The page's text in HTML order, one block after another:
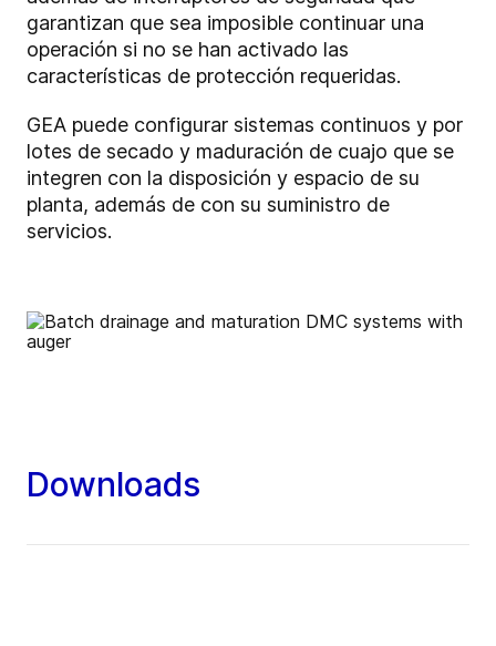
garantizan que sea imposible continuar una
operación si no se han activado las
características de protección requeridas.
GEA puede configurar sistemas continuos y por
lotes de secado y maduración de cuajo que se
integren con la disposición y espacio de su
planta, además de con su suministro de
servicios.
Downloads